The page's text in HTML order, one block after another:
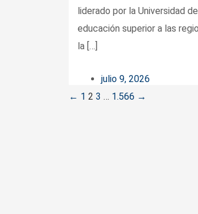
liderado por la Universidad
educación superior a las
la […]
julio 9, 2026
Posts
← 1 2 3 … 1.566 →